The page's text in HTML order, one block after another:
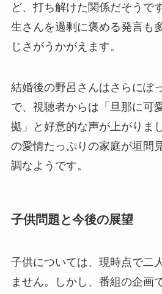
ど、打ち解けた関係だそうで
生さんを過剰に褒める発言も
じさがうかがえます。
結婚後の野呂さんはさらにぽ
で、視聴者からは「旦那に可
拠」と好意的な声が上がりま
の愛情たっぷりの家庭が垣間
調なようです。
子供問題と今後の展望
子供については、現時点で二
ません。しかし、番組の企画